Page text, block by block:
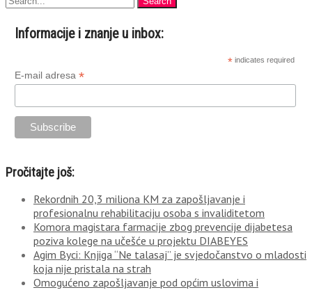
Informacije i znanje u inbox:
* indicates required
E-mail adresa *
Pročitajte još:
Rekordnih 20,3 miliona KM za zapošljavanje i
profesionalnu rehabilitaciju osoba s invaliditetom
Komora magistara farmacije zbog prevencije dijabetesa
poziva kolege na učešće u projektu DIABEYES
Agim Byci: Knjiga “Ne talasaj” je svjedočanstvo o mladosti
koja nije pristala na strah
Omogućeno zapošljavanje pod općim uslovima i